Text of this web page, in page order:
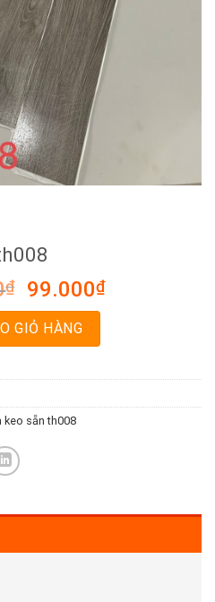
₫
Giá
gốc
là:
135.000₫.
99.000₫Giá
99.000₫.
GIỎ HÀNG
keo sẵn th008